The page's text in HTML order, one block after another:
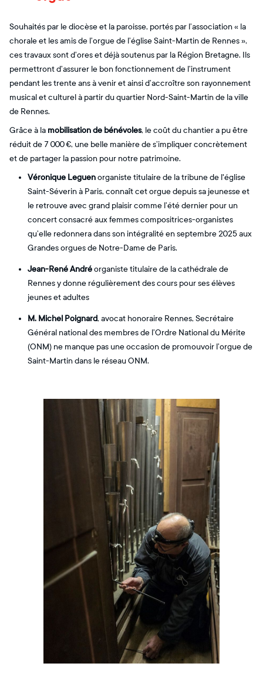
Souhaités par le diocèse et la paroisse, portés par l’association « la
chorale et les amis de l’orgue de l’église Saint-Martin de Rennes »,
ces travaux sont d’ores et déjà soutenus par la Région Bretagne. Ils
permettront d’assurer le bon fonctionnement de l’instrument
pendant les trente ans à venir et ainsi d’accroître son rayonnement
musical et culturel à partir du quartier Nord-Saint-Martin de la ville
de Rennes.
Grâce à la mobilisation de bénévoles, le coût du chantier a pu être
réduit de 7 000 €, une belle manière de s’impliquer concrètement
et de partager la passion pour notre patrimoine.
Véronique Leguenorganiste titulaire de la tribune de l'église
Saint-Séverin à Paris, connaît cet orgue depuis sa jeunesse et
le retrouve avec grand plaisir comme l’été dernier pour un
concert consacré aux femmes compositrices-organistes
qu’elle redonnera dans son intégralité en septembre 2025 aux
Grandes orgues de Notre-Dame de Paris.
Jean-René Andréorganiste titulaire de la cathédrale de
Rennes y donne régulièrement des cours pour ses élèves
jeunes et adultes
M. Michel Poignard, avocat honoraire Rennes, Secrétaire
Général national des membres de l’Ordre National du Mérite
(ONM) ne manque pas une occasion de promouvoir l’orgue de
Saint-Martin dans le réseau ONM.